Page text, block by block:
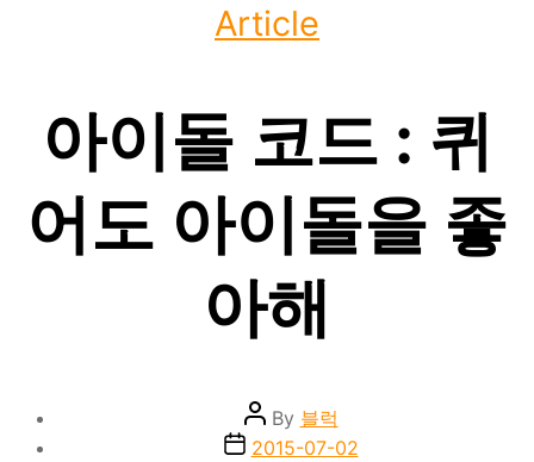
Categories
Article
아이돌 코드 : 퀴
어도 아이돌을 좋
아해
Post
author
By 블럭
Post2015-07-02